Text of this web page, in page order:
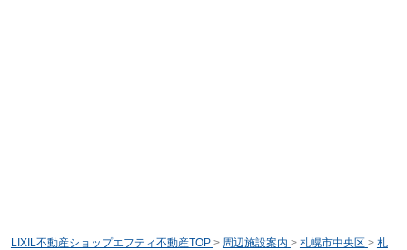
LIXIL不動産ショップエフティ不動産TOP > 周辺施設案内 > 札幌市中央区 > 札